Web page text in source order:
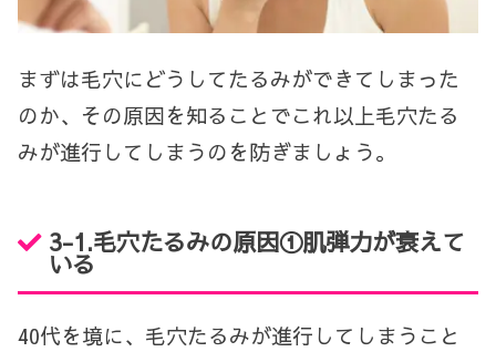
まずは毛穴にどうしてたるみができてしまった
のか、その原因を知ることでこれ以上毛穴たる
みが進行してしまうのを防ぎましょう。
3-1.毛穴たるみの原因①肌弾力が衰えて
いる
40代を境に、毛穴たるみが進行してしまうこと